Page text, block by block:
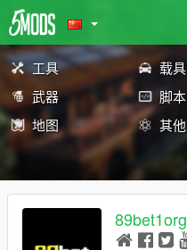
工具 载具
武器
脚本
地图
其他
89bet1org